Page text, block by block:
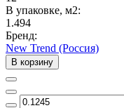
В упаковке, м2:
1.494
Бренд:
New Trend (Россия)
В корзину